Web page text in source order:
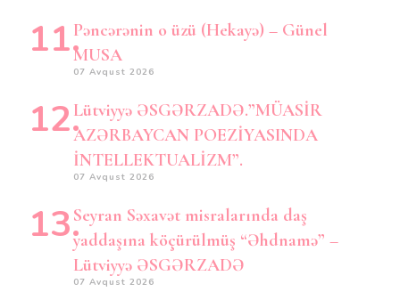
Pəncərənin o üzü (Hekayə) – Günel
MUSA
07 Avqust 2026
Lütviyyə ƏSGƏRZADƏ.”MÜASİR
AZƏRBAYCAN POEZİYASINDA
İNTELLEKTUALİZM”.
07 Avqust 2026
Seyran Səxavət misralarında daş
yaddaşına köçürülmüş “Əhdnamə” –
Lütviyyə ƏSGƏRZADƏ
07 Avqust 2026